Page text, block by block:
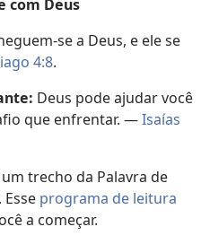
com Deus
se a Deus, e ele se
4:8.
Deus pode ajudar você
que enfrentar. —Isaías
um trecho da Palavra de
programa de leitura
a começar.